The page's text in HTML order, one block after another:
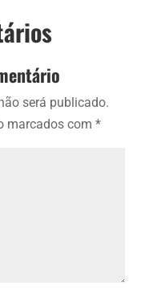
será publicado.
marcados com*